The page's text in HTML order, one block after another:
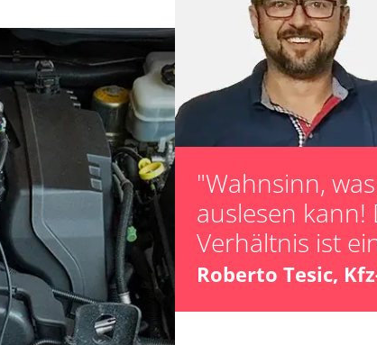
Funktionstest
Grundeinstellung
Injektoren
Kodierung der
Lamdasonde
Turbolader
Zurücksetzen
"Wahnsinn,
auslesen kann!
Verhältnis ist
Roberto Tesic,